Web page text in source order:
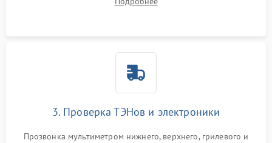
нагревательным элементам, плате и вентиляторам.
3. Проверка ТЭНов и электроники
Прозвонка мультиметром нижнего, верхнего, грилевого и